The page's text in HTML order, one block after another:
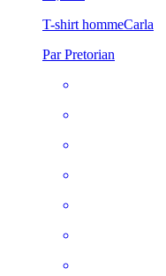
T-shirt hommeCarla
Par Pretorian